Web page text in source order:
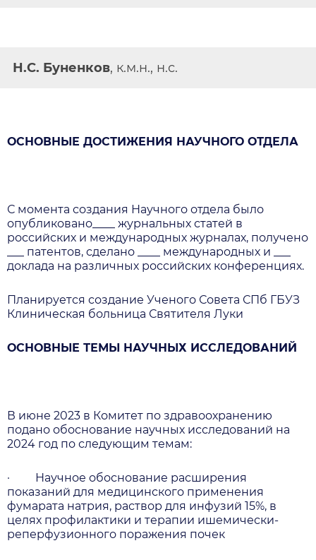
Н.С. Буненков, к.м.н., н.с.
ОСНОВНЫЕ ДОСТИЖЕНИЯ НАУЧНОГО ОТДЕЛА
С момента создания Научного отдела было
опубликовано____ журнальных статей в
российских и международных журналах, получено
___ патентов, сделано ____ международных и ___
доклада на различных российских конференциях.
Планируется создание Ученого Совета СПб ГБУЗ
Клиническая больница Святителя Луки
ОСНОВНЫЕ ТЕМЫ НАУЧНЫХ ИССЛЕДОВАНИЙ
В июне 2023 в Комитет по здравоохранению
подано обоснование научных исследований на
2024 год по следующим темам:
· Научное обоснование расширения
показаний для медицинского применения
фумарата натрия, раствор для инфузий 15%, в
целях профилактики и терапии ишемически-
реперфузионного поражения почек